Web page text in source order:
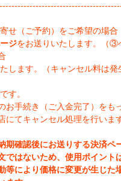
せ（ご予約）をご希望の場合
ジをお送りいたします。（③
ます。（キャンセル料は発
です。
手続き（ご入金完了）をも
てキャンセル処理を行います
確認後にお送りする決済ペ
はないため、使用ポイント
により価格に変更が生じた